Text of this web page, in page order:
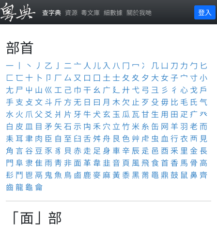
查字典 資源 粵文庫 細數據 關於我哋 登入
部首
一 丨 丶 丿 乙 亅 二 亠 人 儿 入 八 冂 冖 冫 几 凵 刀 力 勹 匕
匚 匸 十 卜 卩 厂 厶 又 口 囗 土 士 夂 夊 夕 大 女 子 宀 寸小
尢 尸 屮 山 巛 工 己 巾 干 幺 广 廴廾 弋 弓 彐 彡 彳 心 戈 戶
手 支 攴 文 斗 斤 方 无 日 曰 月 木欠 止 歹 殳 毋 比 毛 氏 气
水 火 爪 父 爻 爿 片 牙 牛 犬 玄 玉 瓜 瓦甘 生 用 田 疋 疒 癶
白 皮 皿 目 矛 矢 石 示 禸 禾 穴 立 竹米 糸 缶 网 羊 羽 老 而
耒 耳 聿 肉 臣 自 至 臼 舌舛舟 艮 色 艸 虍 虫 血行衣 襾 見
角 言 谷 豆 豕 豸 貝 赤 走 足 身 車 辛 辰 辵 邑 酉 釆 里 金 長
門 阜 隶 隹雨 靑 非 面 革 韋 韭 音 頁 風飛食首 香 馬 骨 高
髟 鬥 鬯 鬲 鬼 魚 鳥 鹵 鹿麥麻 黃 黍 黑 黹 黽鼎 鼓 鼠 鼻 齊
齒龍 龜 龠
「面」部